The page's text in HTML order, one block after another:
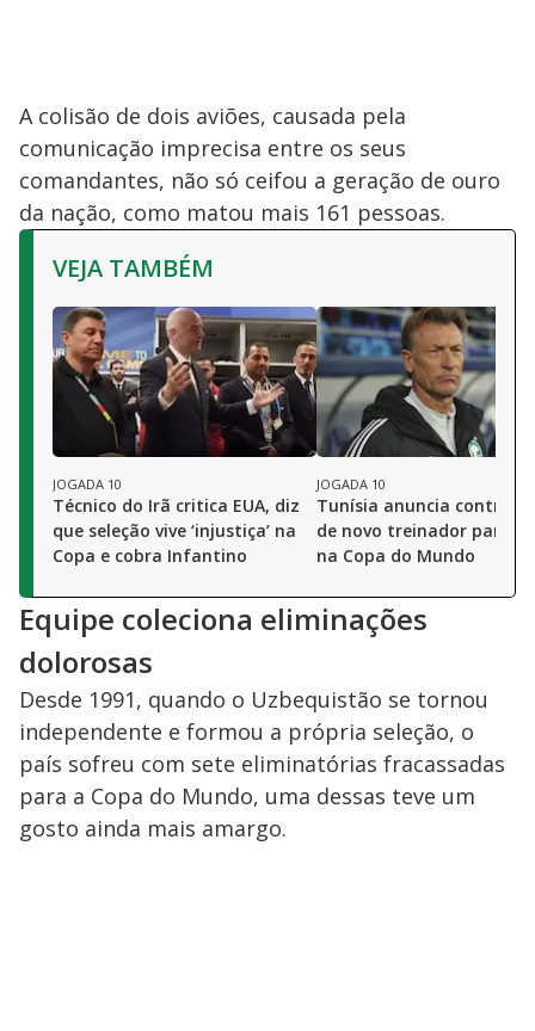
A colisão de dois aviões, causada pela
comunicação imprecisa entre os seus
comandantes, não só ceifou a geração de ouro
da nação, como matou mais 161 pessoas.
VEJA TAMBÉM
JOGADA 10
Técnico do Irã critica EUA, diz
que seleção vive ‘injustiça’ na
Copa e cobra Infantino
JOGADA 10
Tunísia anuncia
de novo treinador para
na Copa do Mundo
Equipe coleciona eliminações
dolorosas
Desde 1991, quando o Uzbequistão se tornou
independente e formou a própria seleção, o
país sofreu com sete eliminatórias fracassadas
para a Copa do Mundo, uma dessas teve um
gosto ainda mais amargo.